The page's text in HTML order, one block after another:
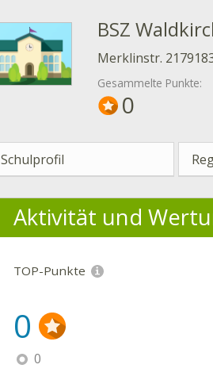
BSZ
Merklinstr.
Gesammelte Punkte:
0
Schulprofil
Aktivität und
TOP-Punkte
0
0